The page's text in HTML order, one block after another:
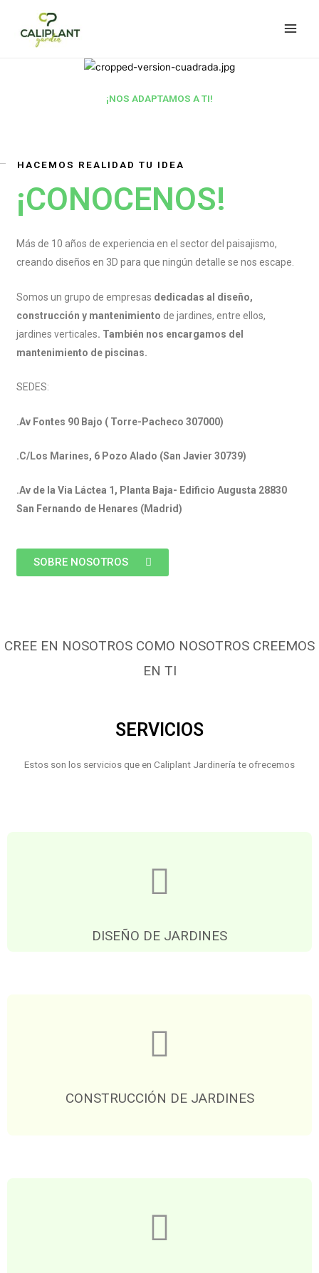
¡NOS ADAPTAMOS A TI!
HACEMOS REALIDAD TU IDEA
¡CONOCENOS!
Más de 10 años de experiencia en el sector del paisajismo,
creando diseños en 3D para que ningún detalle se nos escape.
Somos un grupo de empresas dedicadas al diseño,
construcción y mantenimiento de jardines, entre ellos,
jardines verticales. También nos encargamos del
mantenimiento de piscinas.
SEDES:
.Av Fontes 90 Bajo ( Torre-Pacheco 307000)
.C/Los Marines, 6 Pozo Alado (San Javier 30739)
.Av de la Via Láctea 1, Planta Baja- Edificio Augusta 28830
San Fernando de Henares (Madrid)
SOBRE NOSOTROS
CREE EN NOSOTROS COMO NOSOTROS CREEMOS
EN TI
SERVICIOS
Estos son los servicios que en Caliplant Jardinería te ofrecemos
DISEÑO DE JARDINES
CONSTRUCCIÓN DE JARDINES